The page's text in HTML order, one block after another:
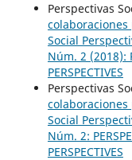
Perspectivas
colaboraciones
Social
Núm. 2 (2018):
PERSPECTIVES
Perspectivas
colaboraciones
Social
Núm. 2:
PERSPECTIVES